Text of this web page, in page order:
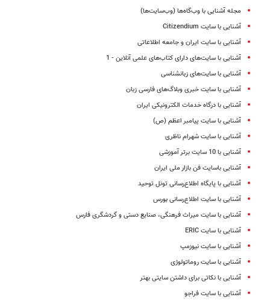
مجله آشنایی با وب‌گاه‌ها (وب‌سایت‌ها)
آشنایی با سایت Citizendium
آشنایی با سایت ایران و جامعه اطلاعاتی
آشنایی با سایت‌های دارای کتاب‌های علمی آنلاین - 1
آشنایی با سایت‌های زبانشناسی
آشنایی با سایت خبری وبلاگ‌های فارسی زبان
آشنایی با درگاه خدمات الکترونیکی ایران
آشنایی با سایت پیامبر اعظم ‌(ص)
آشنایی با سایت شهرام ناظری
آشنایی با 10 سایت برتر آموزشی
آشنایی باسایت فن بازار ملی ایران
آشنایی با پایگاه اطلاع‌رسانی تونل توحید
آشنایی با سایت اطلاع‌رسانی بورس
آشنایی با سایت میراث فرهنگی، صنایع دستی و گردشگری فارس
آشنایی با ‌سایت ERIC
آشنایی با سایت نیوزمپ
آشنایی با سایت روماتولوژی
آشنایی با نکاتی برای داشتن سایتی بهتر
آشنایی با سایت فراجو